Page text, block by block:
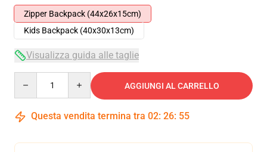
Zipper Backpack (44x26x15cm)
Kids Backpack (40x30x13cm)
Visualizza guida alle taglie
AGGIUNGI AL CARRELLO
Questa vendita termina tra 02: 26: 54